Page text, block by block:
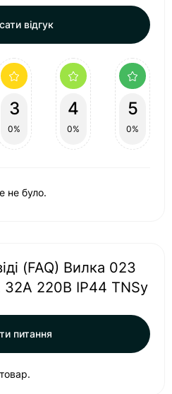
відгук
3
0%
4
0%
5
0%
не було.
(FAQ) Вилка 023
32А 220В IP44 TNSy
питання